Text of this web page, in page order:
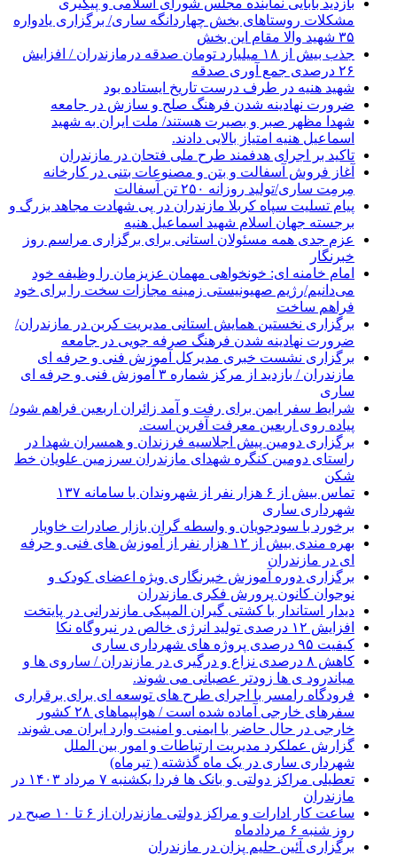
مشکلات روستاهای بخش چهاردانگه ساری/ برگزاری یادواره
۳۵ شهید والا مقام این بخش
جذب بیش از ۱۸ میلیارد تومان صدقه درمازندران / افزایش
۲۶ درصدی جمع آوری صدقه
شهید هنیه در طرف درست تاریخ ایستاده بود
ضرورت نهادینه شدن فرهنگ صلح و سازش در جامعه
شهدا مظهر صبر و بصیرت هستند/ ملت ایران به شهید
اسماعیل هنیه امتیاز بالایی دادند.
تاکید بر اجرای هدفمند طرح ملی فتحان در مازندران
آغاز فروش آسفالت و بتن و مصنوعات بتنی در کارخانه
مِرمِت ساری/تولید روزانه ۲۵۰ تن آسفالت
پیام تسلیت سپاه کربلا مازندران در پی شهادت مجاهد بزرگ و
برجسته جهان اسلام شهید اسماعیل هنیه
عزم جدی همه مسئولان استانی برای برگزاری مراسم روز
خبرنگار
امام خامنه ای: خونخواهی مهمان عزیزمان را وظیفه خود
می‌دانیم/رژیم صهیونیستی زمینه مجازات سخت را برای خود
فراهم ساخت
برگزاری نخستین همایش استانی مدیریت کربن در مازندران/
ضرورت نهادینه شدن فرهنگ صرفه جویی در جامعه
برگزاری نشست خبری مدیرکل آموزش فنی و حرفه ای
مازندران / بازدید از مرکز شماره ۳ آموزش فنی و حرفه ای
ساری
شرایط سفر ایمن برای رفت و آمد زائران اربعین فراهم شود/
پیاده روی اربعین معرفت آفرین است.
برگزاری دومین پیش اجلاسیه فرزندان و همسران شهدا در
راستای دومین کنگره شهدای مازندران سرزمین علویان خط
شکن
تماس بیش از ۶ هزار نفر از شهروندان با سامانه ۱۳۷
شهرداری ساری
برخورد با سودجویان و واسطه گران بازار صادرات خاویار
بهره مندی بیش از ۱۲ هزار نفر از آموزش های فنی و حرفه
ای در مازندران
برگزاری دوره آموزش خبرنگاری ویژه اعضای کودک و
نوجوان کانون پرورش فکری مازندران
دیدار استاندار با کشتی گیران المپیکی مازندرانی در پایتخت
افزایش ۱۲ درصدی تولید انرژی خالص در نیروگاه نکا
کیفیت ۹۵ درصدی پروژه های شهرداری ساری
کاهش ۸ درصدی نزاع و درگیری در مازندران / ساروی ها و
میاندرود ی ها زودتر عصبانی می شوند.
فرودگاه رامسر با اجرای طرح های توسعه ای برای برقراری
سفرهای خارجی آماده شده است / هواپیماهای ۲۸ کشور
خارجی در حال حاضر با ایمنی و امنیت وارد ایران می شوند.
گزارش عملکرد مدیریت ارتباطات و امور بین الملل
شهرداری ساری در یک ماه گذشته ( تیرماه)
تعطیلی مراکز دولتی و بانک ها فردا یکشنبه ۷ مرداد ۱۴۰۳ در
مازندران
ساعت کار ادارات و مراکز دولتی مازندران از ۶ تا ۱۰ صبح در
روز شنبه ۶ مردادماه
برگزاری آئین حلیم پزان در مازندران